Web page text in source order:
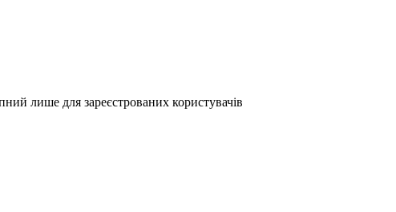
лише для зареєстрованих користувачів